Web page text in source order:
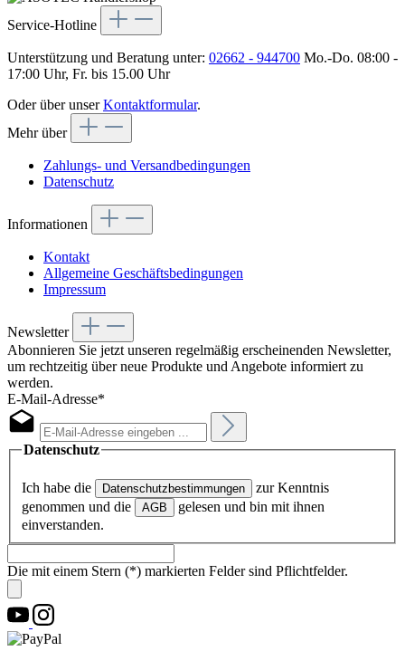
Service-Hotline
Unterstützung und Beratung unter: 02662 - 944700 Mo.-Do. 08:00 -
17:00 Uhr, Fr. bis 15.00 Uhr
Oder über unserKontaktformular.
Mehr über
Zahlungs- und Versandbedingungen
Datenschutz
Informationen
Kontakt
Allgemeine Geschäftsbedingungen
Impressum
Newsletter
Abonnieren Sie jetzt unseren regelmäßig erscheinenden Newsletter,
um rechtzeitig über neue Produkte und Angebote informiert zu
werden.
E-Mail-Adresse*
Datenschutz
Ich habe die Datenschutzbestimmungen
zur Kenntnis
genommen und die
AGB
gelesen und bin mit ihnen
einverstanden.
Die mit einem Stern (*) markierten Felder sind Pflichtfelder.